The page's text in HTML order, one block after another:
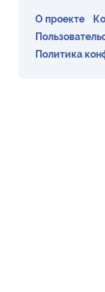
О проекте
Политика